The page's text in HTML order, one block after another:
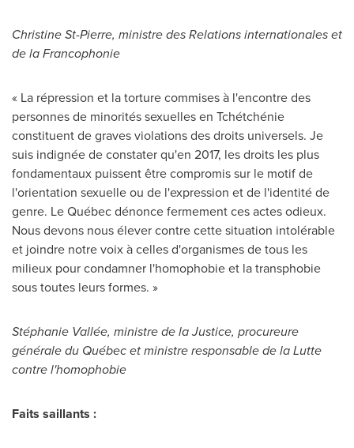
Christine St-Pierre, ministre des Relations internationales et
de la Francophonie
« La répression et la torture commises à l'encontre des
personnes de minorités sexuelles en Tchétchénie
constituent de graves violations des droits universels. Je
suis indignée de constater qu'en 2017, les droits les plus
fondamentaux puissent être compromis sur le motif de
l'orientation sexuelle ou de l'expression et de l'identité de
genre. Le Québec dénonce fermement ces actes odieux.
Nous devons nous élever contre cette situation intolérable
et joindre notre voix à celles d'organismes de tous les
milieux pour condamner l'homophobie et la transphobie
sous toutes leurs formes. »
Stéphanie Vallée, ministre de la Justice, procureure
générale du Québec et ministre responsable de la Lutte
contre l'homophobie
Faits saillants :